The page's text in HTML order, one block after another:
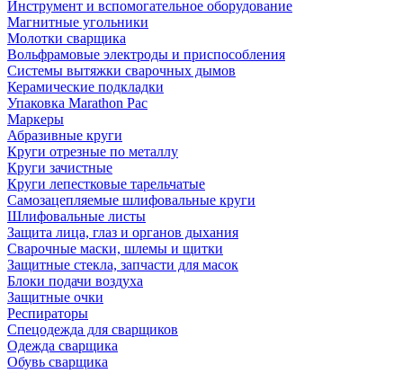
Инструмент и вспомогательное оборудование
Магнитные угольники
Молотки сварщика
Вольфрамовые электроды и приспособления
Системы вытяжки сварочных дымов
Керамические подкладки
Упаковка Marathon Pac
Маркеры
Абразивные круги
Круги отрезные по металлу
Круги зачистные
Круги лепестковые тарельчатые
Самозацепляемые шлифовальные круги
Шлифовальные листы
Защита лица, глаз и органов дыхания
Сварочные маски, шлемы и щитки
Защитные стекла, запчасти для масок
Блоки подачи воздуха
Защитные очки
Респираторы
Спецодежда для сварщиков
Одежда сварщика
Обувь сварщика